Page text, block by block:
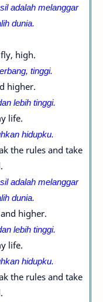
adalah melanggar
dunia.
high.
tinggi.
higher.
lebih tinggi.
life.
hidupku.
the rules and take
adalah melanggar
dunia.
higher.
lebih tinggi.
life.
hidupku.
the rules and take